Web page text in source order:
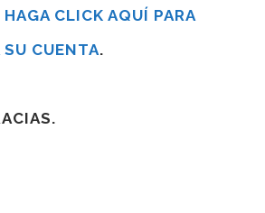
HAGA CLICK AQUÍ PARA
SU CUENTA.